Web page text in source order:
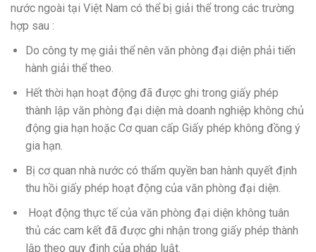
nước ngoài tại Việt Nam có thể bị giải thể trong các trường
hợp sau :
Do công ty mẹ giải thể nên văn phòng đại diện phải tiến
hành giải thể theo.
Hết thời hạn hoạt động đã được ghi trong giấy phép
thành lập văn phòng đại diện mà doanh nghiệp không chủ
động gia hạn hoặc Cơ quan cấp Giấy phép không đồng ý
gia hạn.
Bị cơ quan nhà nước có thẩm quyền ban hành quyết định
thu hồi giấy phép hoạt động của văn phòng đại diện.
Hoạt động thực tế của văn phòng đại diện không tuân
thủ các cam kết đã được ghi nhận trong giấy phép thành
lập theo quy định của pháp luật.